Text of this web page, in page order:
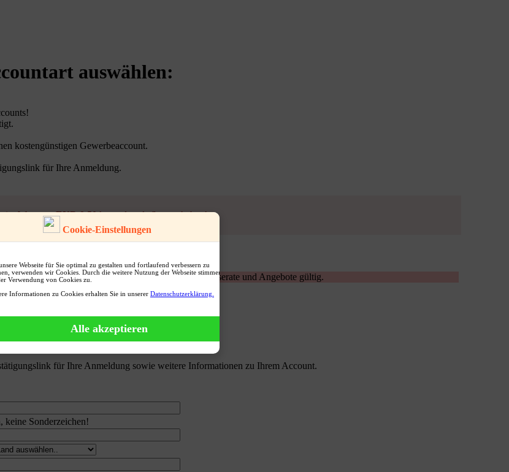
Cookie-Einstellungen
Webseite für Sie optimal zu gestalten und fortlaufend verbessern zu
verwenden wir Cookies. Durch die weitere Nutzung der Webseite stimmen
Verwendung von Cookies zu.
Informationen zu Cookies erhalten Sie in unserer Datenschutzerklärung.
Alle akzeptieren
auswählen:
kostengünstigen Gewerbeaccount.
für Ihre Anmeldung.
im Wert vonEUR 9,50kostenlos als Startguthaben!
inserieren - Ein Standardaccount ist nur für private Inserate und Angebote gültig.
-- je Premiumanzeige
-- 6 Monate Flatrate für Premiumanzeigen
für Ihre Anmeldung sowie weitere Informationen zu Ihrem Account.
keine Sonderzeichen!